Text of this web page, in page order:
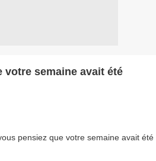
votre semaine avait été